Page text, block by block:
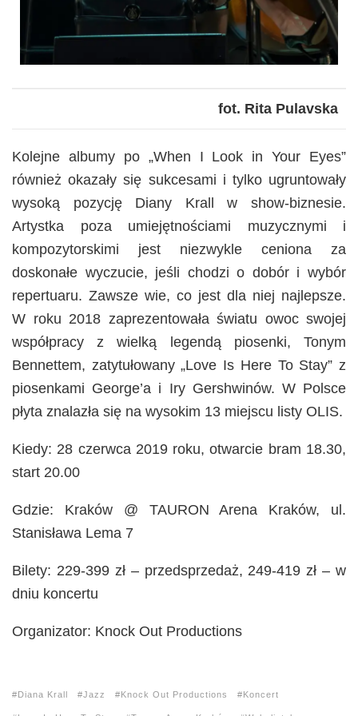
fot. Rita Pulavska
Kolejne albumy po „When I Look in Your Eyes”
również okazały się sukcesami i tylko ugruntowały
wysoką pozycję Diany Krall w show-biznesie.
Artystka poza umiejętnościami muzycznymi i
kompozytorskimi jest niezwykle ceniona za
doskonałe wyczucie, jeśli chodzi o dobór i wybór
repertuaru. Zawsze wie, co jest dla niej najlepsze.
W roku 2018 zaprezentowała światu owoc swojej
współpracy z wielką legendą piosenki, Tonym
Bennettem, zatytułowany „Love Is Here To Stay” z
piosenkami George’a i Iry Gershwinów. W Polsce
płyta znalazła się na wysokim 13 miejscu listy OLIS.
Kiedy: 28 czerwca 2019 roku, otwarcie bram 18.30,
start 20.00
Gdzie: Kraków @ TAURON Arena Kraków, ul.
Stanisława Lema 7
Bilety: 229-399 zł – przedsprzedaż, 249-419 zł – w
dniu koncertu
Organizator: Knock Out Productions
Diana Krall Jazz Knock Out Productions Koncert